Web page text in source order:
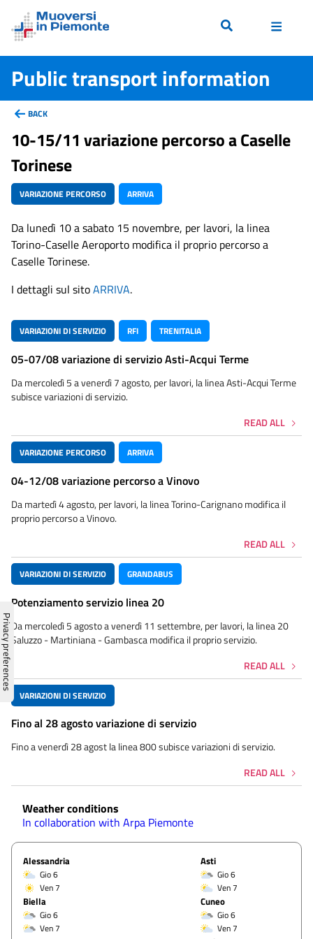
Public transport information
BACK
10-15/11 variazione percorso a Caselle
Torinese
VARIAZIONE PERCORSO ARRIVA
Da lunedì 10 a sabato 15 novembre, per lavori, la linea
Torino-Caselle Aeroporto modifica il proprio percorso a
Caselle Torinese.
I dettagli sul sitoARRIVA.
VARIAZIONI DI SERVIZIO RFI TRENITALIA
05-07/08 variazione di servizio Asti-Acqui Terme
Da mercoledì 5 a venerdì 7 agosto, per lavori, la linea Asti-Acqui Terme
subisce variazioni di servizio.
READ ALL
VARIAZIONE PERCORSO ARRIVA
04-12/08 variazione percorso a Vinovo
Da martedì 4 agosto, per lavori, la linea Torino-Carignano modifica il
proprio percorso a Vinovo.
READ ALL
VARIAZIONI DI SERVIZIO GRANDABUS
Potenziamento servizio linea 20
Da mercoledì 5 agosto a venerdì 11 settembre, per lavori, la linea 20
Saluzzo - Martiniana - Gambasca modifica il proprio servizio.
READ ALL
VARIAZIONI DI SERVIZIO
Fino al 28 agosto variazione di servizio
Fino a venerdì 28 agost la linea 800 subisce variazioni di servizio.
READ ALL
Weather conditions
In collaboration with Arpa Piemonte
Alessandria
Gio 6
Ven 7
Asti
Gio 6
Ven 7
Biella
Gio 6
Ven 7
Cuneo
Gio 6
Ven 7